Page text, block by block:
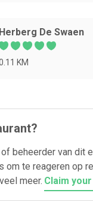
Herberg De Swaen
KM
beheerder van dit
om te reageren op
meer. Claim